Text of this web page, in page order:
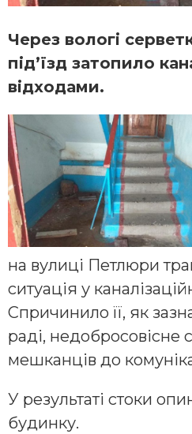
Через вологі
під’їзд затопило
відходами.
на вулиці Петлюри
ситуація у
Спричинило її, як
раді, недобросовісне
мешканців до
У результаті стоки
будинку.